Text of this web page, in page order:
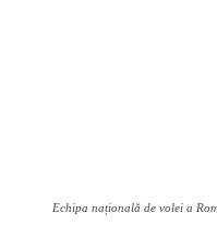
Echipa națională de volei a